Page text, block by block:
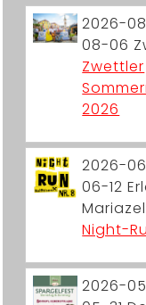
2026-
08-06
Zwettler
2026
2026-
06-12
Night-
2026-